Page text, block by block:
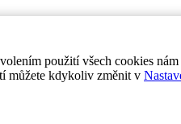
použití všech cookies
můžete kdykoliv změnit v